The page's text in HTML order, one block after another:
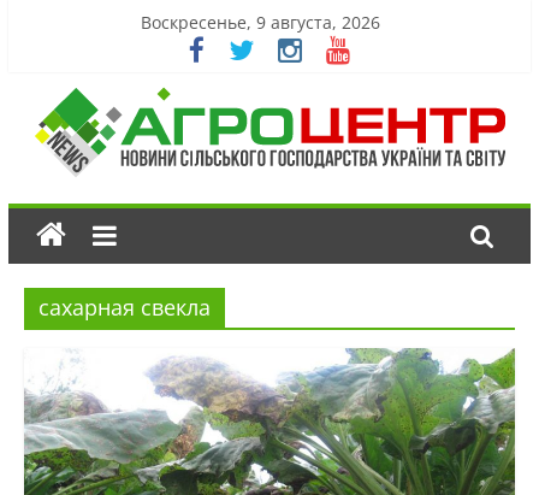
Воскресенье, 9 августа, 2026
сахарная свекла